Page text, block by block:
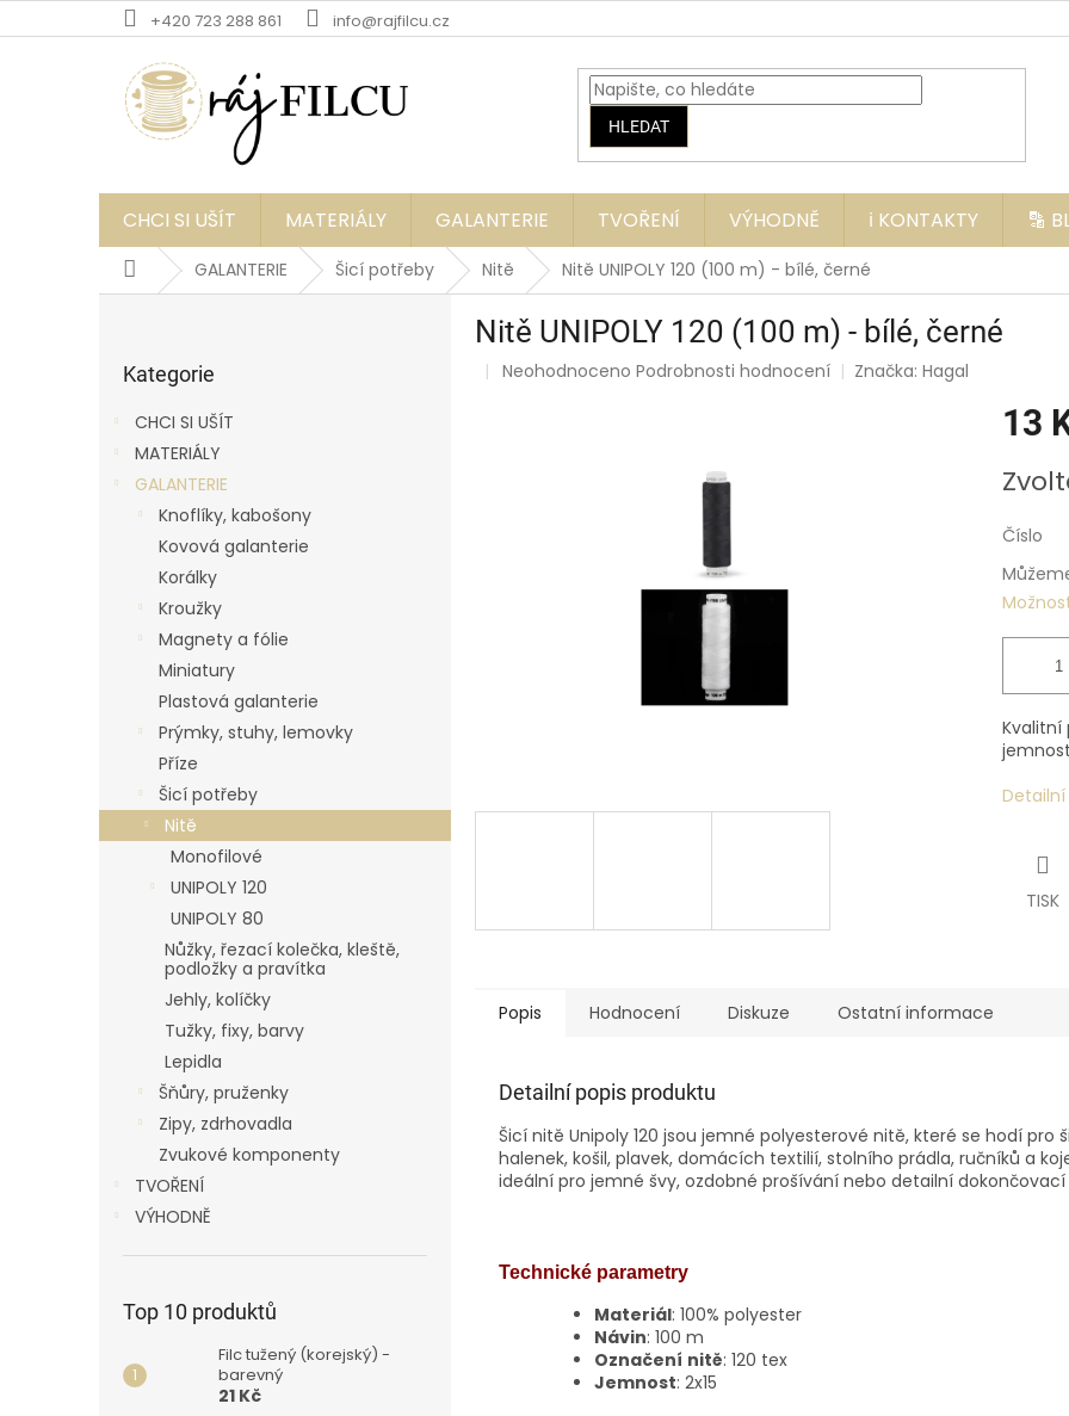
na
+420 723 288 861 info@rajfilcu.cz
HLEDAT
CHCI SI UŠÍT MATERIÁLY GALANTERIE TVOŘENÍ VÝHODNĚ ℹ️ KONTAKTY 🔡
DomůGALANTERIE Šicí potřeby Nitě Nitě UNIPOLY 120 (100 m) - bílé, černé
kategorie
Kategorie
CHCI SI UŠÍT
MATERIÁLY
GALANTERIE
Knoflíky, kabošony
Kovová galanterie
Korálky
Kroužky
Magnety a fólie
Miniatury
Plastová galanterie
Prýmky, stuhy, lemovky
Příze
Šicí potřeby
Nitě
Monofilové
UNIPOLY 120
UNIPOLY 80
Nůžky, řezací kolečka, kleště,
podložky a pravítka
Jehly, kolíčky
Tužky, fixy, barvy
Lepidla
Šňůry, pruženky
Zipy, zdrhovadla
Zvukové komponenty
TVOŘENÍ
VÝHODNĚ
Top 10 produktů
Filc tužený (korejský) -
barevný
21 Kč
Nitě UNIPOLY 120 (100 m) - bílé, černé
Průměrné
Neohodnoceno Podrobnosti hodnocení Značka: Hagal
13
cena:
Číslo
Kvalitní
TISK
Popis Hodnocení Diskuze Ostatní informace
Detailní popis produktu
Šicí nitě Unipoly 120 jsou jemné polyesterové nitě, které se hodí pro
halenek, košil, plavek, domácích textilií, stolního prádla, ručníků a
ideální pro jemné švy, ozdobné prošívání nebo detailní
Technické parametry
Materiál: 100% polyester
Návin: 100 m
Označení nitě: 120 tex
Jemnost: 2x15